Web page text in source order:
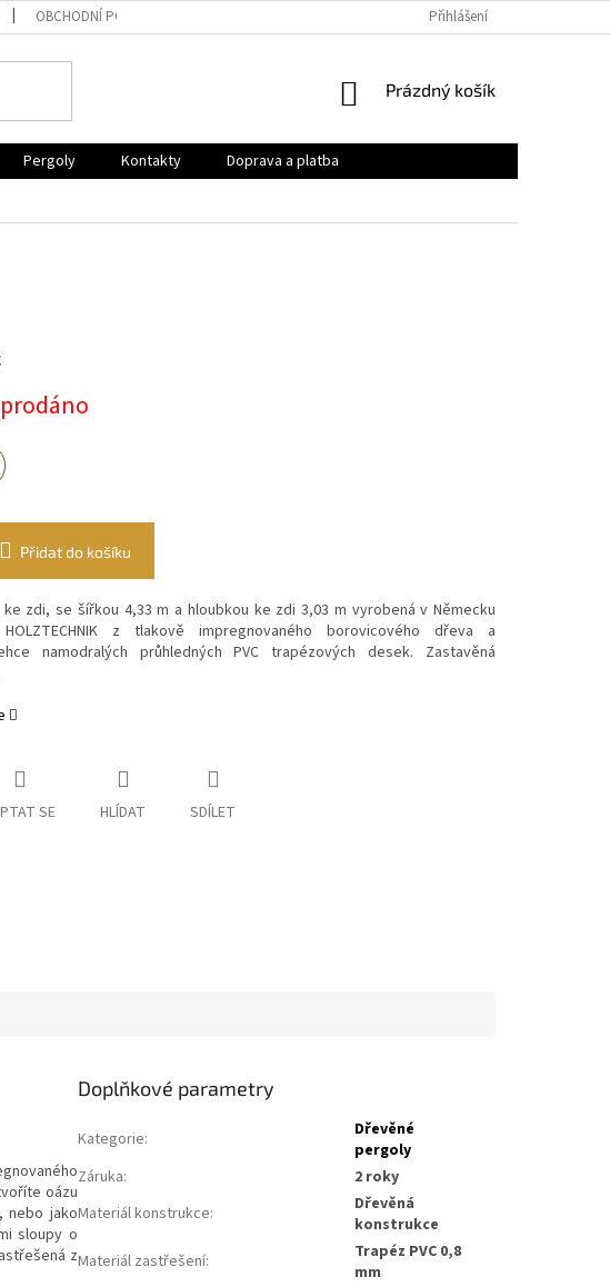
OBCHODNÍ PODMÍNKY VRÁCENÍ ZBOŽÍ A
Přihlášení
NÁKUPNÍ
Prázdný košík
Pergoly Kontakty
Doprava a platba
Přidat do košíku
zdi, se šířkou 4,33 m a hloubkou ke zdi 3,03 m vyrobená v Německu
z tlakově impregnovaného borovicového dřeva a
namodralých průhledných PVC trapézových desek. Zastavěná
SE HLÍDAT SDÍLET
oázu
nebo jako
sloupy o
z
Doplňkové parametry
Kategorie:
Dřevěné
pergoly
Záruka:
2 roky
Materiál konstrukce:
Dřevěná
konstrukce
Materiál zastřešení:
Trapéz PVC 0,8
mm